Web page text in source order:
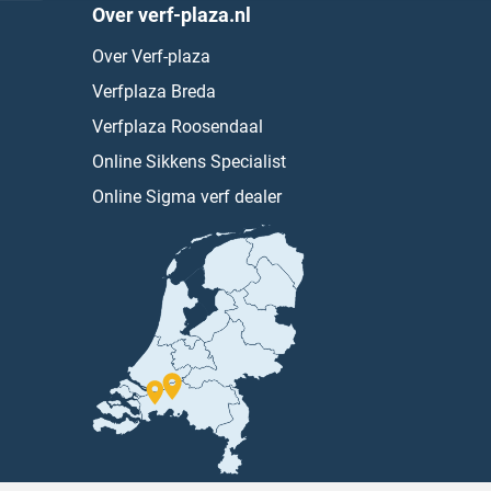
Over verf-plaza.nl
Over Verf-plaza
Verfplaza Breda
Verfplaza Roosendaal
Online Sikkens Specialist
Online Sigma verf dealer